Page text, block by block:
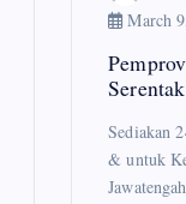
March
Serentak
Sediakan
& untuk